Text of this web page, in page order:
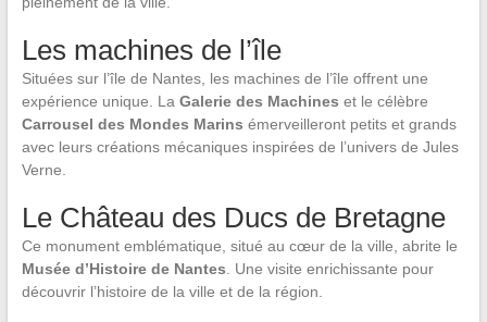
Les machines de l’île
Situées sur l’île de Nantes, les machines de l’île offrent une
expérience unique. La Galerie des Machines et le célèbre
Carrousel des Mondes Marins émerveilleront petits et grands
avec leurs créations mécaniques inspirées de l’univers de Jules
Verne.
Le Château des Ducs de Bretagne
Ce monument emblématique, situé au cœur de la ville, abrite le
Musée d’Histoire de Nantes. Une visite enrichissante pour
découvrir l’histoire de la ville et de la région.